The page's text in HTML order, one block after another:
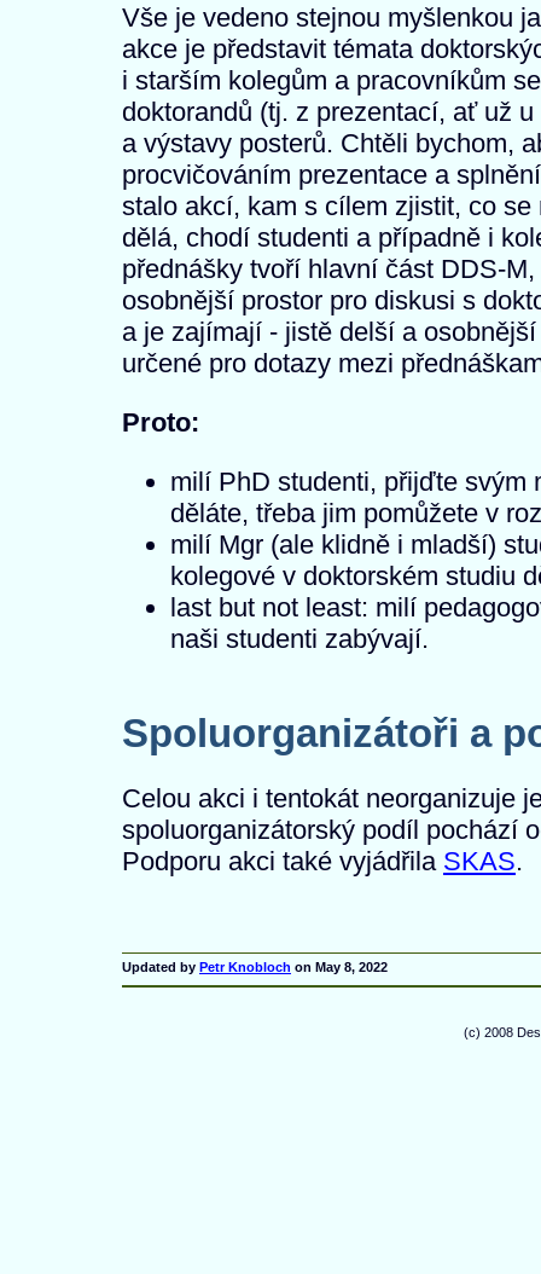
Vše je vedeno stejnou myšlenkou
akce je představit témata
i starším kolegům a pracovníkům
doktorandů (tj. z prezentací, ať už
a výstavy posterů. Chtěli bychom,
procvičováním prezentace a
stalo akcí, kam s cílem zjistit, co
dělá, chodí studenti a případně i
přednášky tvoří hlavní část DDS-
osobnější prostor pro diskusi s
a je zajímají - jistě delší a
určené pro dotazy mezi
Proto:
milí PhD studenti, přijďte svým
děláte, třeba jim pomůžete v
milí Mgr (ale klidně i mladší)
kolegové v doktorském studiu
last but not least: milí
naši studenti zabývají.
Spoluorganizátoři a
Celou akci i tentokát neorganizuje
spoluorganizátorský podíl pochází
Podporu akci také vyjádřila SKAS.
Updated by Petr Knobloch on May 8, 2022
(c) 2008